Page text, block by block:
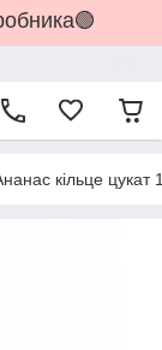
кільце цукат